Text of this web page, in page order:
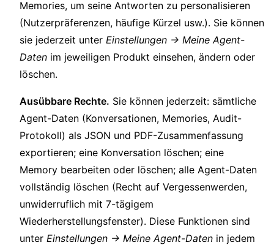
Memories, um seine Antworten zu personalisieren
(Nutzerpräferenzen, häufige Kürzel usw.). Sie können
sie jederzeit unter Einstellungen → Meine Agent-
Daten im jeweiligen Produkt einsehen, ändern oder
löschen.
Ausübbare Rechte. Sie können jederzeit: sämtliche
Agent-Daten (Konversationen, Memories, Audit-
Protokoll) als JSON und PDF-Zusammenfassung
exportieren; eine Konversation löschen; eine
Memory bearbeiten oder löschen; alle Agent-Daten
vollständig löschen (Recht auf Vergessenwerden,
unwiderruflich mit 7-tägigem
Wiederherstellungsfenster). Diese Funktionen sind
unter Einstellungen → Meine Agent-Daten in jedem